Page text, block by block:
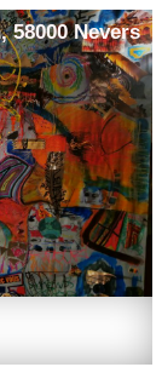
58000 Nevers